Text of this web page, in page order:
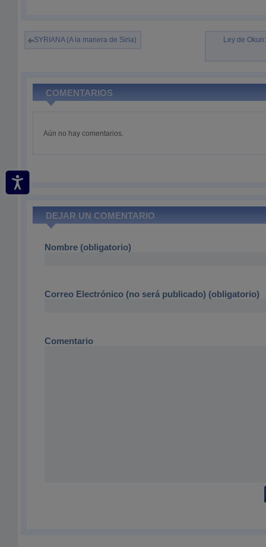
SYRIANA (A la manera de Siria) Ley de
COMENTARIOS
Aún no hay comentarios.
DEJAR UN COMENTARIO
Nombre (obligatorio)
Correo Electrónico (no será publicado) (obligatorio)
Comentario